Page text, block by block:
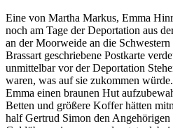
Eine von Martha Markus, Emma
noch am Tage der Deportation aus
an der Moorweide an die
Brassart geschriebene Postkarte
unmittelbar vor der Deportation
waren, was auf sie zukommen
Emma einen braunen Hut
Betten und größere Koffer hätten
half Gertrud Simon den